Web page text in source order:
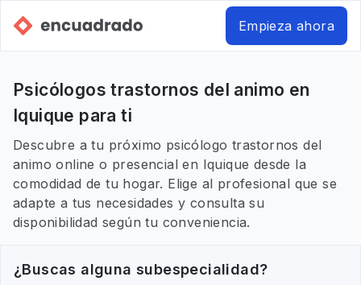
Empieza ahora
Psicólogos trastornos del animo en
Iquique para ti
Descubre a tu próximo psicólogo trastornos del
animo online o presencial en Iquique desde la
comodidad de tu hogar. Elige al profesional que se
adapte a tus necesidades y consulta su
disponibilidad según tu conveniencia.
¿Buscas alguna subespecialidad?